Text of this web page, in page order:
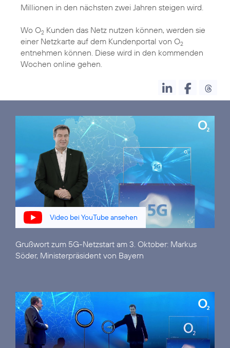
Millionen in den nächsten zwei Jahren steigen wird.
Wo O2 Kunden das Netz nutzen können, werden sie
einer Netzkarte auf dem Kundenportal von O2
entnehmen können. Diese wird in den kommenden
Wochen online gehen.
Video bei YouTube ansehen
Grußwort zum 5G-Netzstart am 3. Oktober: Markus
Söder, Ministerpräsident von Bayern